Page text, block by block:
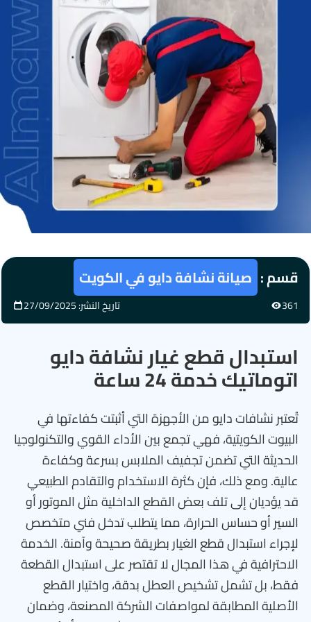
قسم : صيانة نشافة دايو في الكويت
361 تاريخ النشر: 27/09/2025
استبدال قطع غيار نشافة دايو
اتوماتيك خدمة 24 ساعة
تُعتبر نشافات دايو من الأجهزة التي أثبتت كفاءتها في
البيوت الكويتية، فهي تجمع بين الأداء القوي والتكنولوجيا
الحديثة التي تضمن تجفيف الملابس بسرعة وكفاءة
عالية. ومع ذلك، فإن كثرة الاستخدام والتقادم الطبيعي
قد يؤديان إلى تلف بعض القطع الداخلية مثل الموتور أو
السير أو حساس الحرارة، مما يتطلب تدخل فني متخصص
لإجراء استبدال قطع الغيار بطريقة صحيحة وآمنة. الخدمة
الاحترافية في هذا المجال لا تقتصر على استبدال القطعة
فقط، بل تشمل تشخيص العطل بدقة، واختيار القطع
الأصلية المطابقة لمواصفات الشركة المصنعة، وضمان